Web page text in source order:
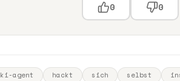
0 0
ki-agent hackt sich selbst